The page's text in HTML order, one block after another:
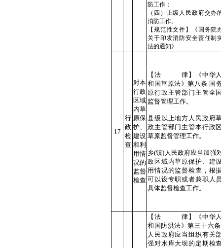
防工作；
（四）上级人民政府交办
消防工作。
【规范性文件】《国务院
关于印发消防安全责任制
法的通知》
17
行
政
检
查
对本
行政
区域
内草
原保
护、
建设
和利
用情
况的
监督
检查
【法 律】《中华人
和国草原法》第八条 国
原行政主管部门主管全
监督管理工作。
县级以上地方人民政府
政主管部门主管本行政
草原监督管理工作。
乡(镇)人民政府应当加强
政区域内草原保护、建
用情况的监督检查，根
可以设专职或者兼职人
具体监督检查工作。
【法 律】《中华人
和国防洪法》第三十六
人民政府应当组织有关
强对水库大坝的定期检